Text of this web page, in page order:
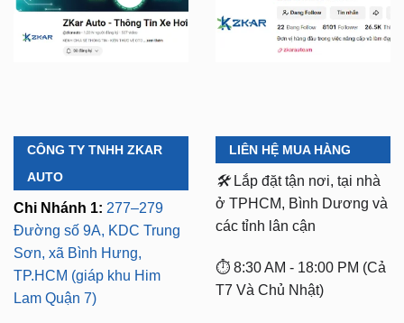
CÔNG TY TNHH ZKAR
AUTO
Chi Nhánh 1: 277–279
Đường số 9A, KDC Trung
Sơn, xã Bình Hưng,
TP.HCM (giáp khu Him
Lam Quận 7)
LIÊN HỆ MUA HÀNG
🛠️ Lắp đặt tận nơi, tại nhà
ở TPHCM, Bình Dương và
các tỉnh lân cận
⏱️ 8:30 AM - 18:00 PM (Cả
T7 Và Chủ Nhật)